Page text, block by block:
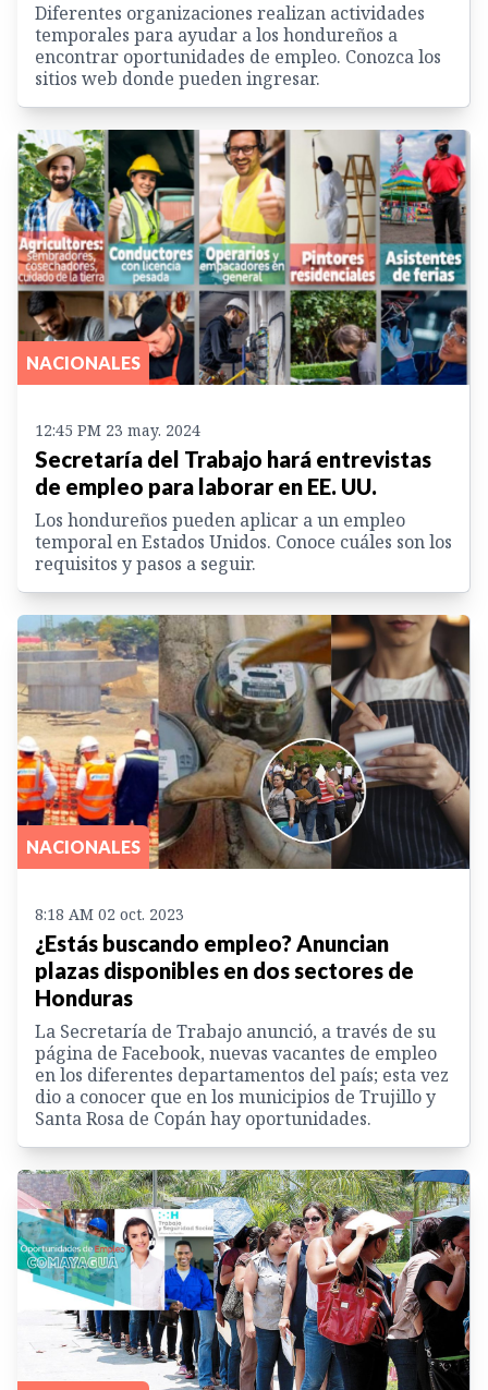
Diferentes organizaciones realizan actividades
temporales para ayudar a los hondureños a
encontrar oportunidades de empleo. Conozca los
sitios web donde pueden ingresar.
NACIONALES
12:45 PM 23 may. 2024
Secretaría del Trabajo hará entrevistas
de empleo para laborar en EE. UU.
Los hondureños pueden aplicar a un empleo
temporal en Estados Unidos. Conoce cuáles son los
requisitos y pasos a seguir.
NACIONALES
8:18 AM 02 oct. 2023
¿Estás buscando empleo? Anuncian
plazas disponibles en dos sectores de
Honduras
La Secretaría de Trabajo anunció, a través de su
página de Facebook, nuevas vacantes de empleo
en los diferentes departamentos del país; esta vez
dio a conocer que en los municipios de Trujillo y
Santa Rosa de Copán hay oportunidades.